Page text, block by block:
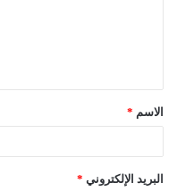
الاسم *
البريد الإلكتروني *